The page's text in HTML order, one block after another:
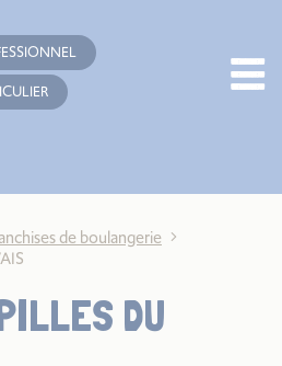
de boulangerie
DU